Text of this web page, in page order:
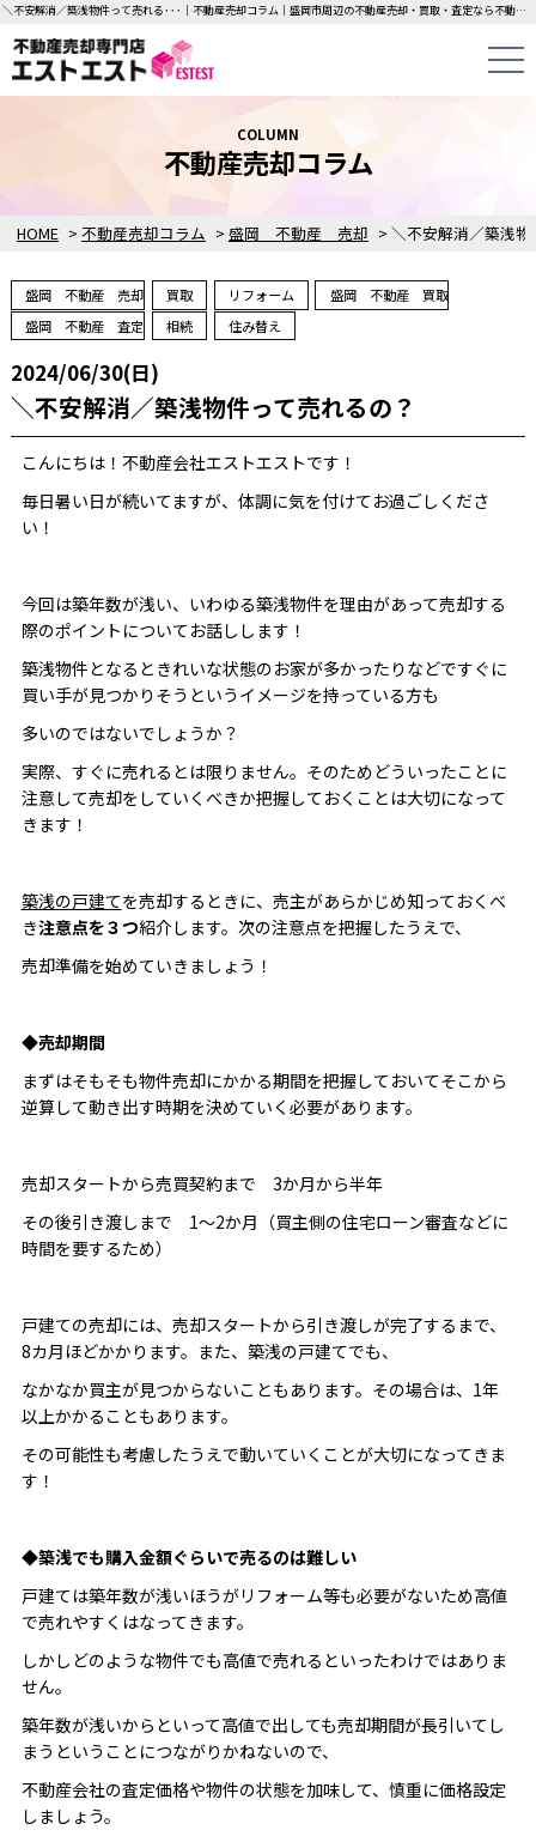
＼不安解消／築浅物件って売れる･･･｜不動産売却コラム｜盛岡市周辺の不動産売却・買取・査定なら不動産売却専門店エストエストにお任せください！中古一戸建て・マンション・土地の即日無料査定・即金買取を行っています！
HOME > 不動産売却コラム > 盛岡 不動産 売却 >
COLUMN
不動産売却コラム
盛岡 不動産 売却 買取 リフォーム
盛岡 不動産 買取
盛岡 不動産 査定
相続 住み替え
2024/06/30(日)
＼不安解消／築浅物件って売れるの？
こんにちは！不動産会社エストエストです！
毎日暑い日が続いてますが、体調に気を付けてお過ごしくださ
い！
今回は築年数が浅い、いわゆる築浅物件を理由があって売却する
際のポイントについてお話しします！
築浅物件となるときれいな状態のお家が多かったりなどですぐに
買い手が見つかりそうというイメージを持っている方も
多いのではないでしょうか？
実際、すぐに売れるとは限りません。そのためどういったことに
注意して売却をしていくべきか把握しておくことは大切になって
きます！
築浅の戸建てを売却するときに、売主があらかじめ知っておくべ
き注意点を３つ紹介します。次の注意点を把握したうえで、
売却準備を始めていきましょう！
◆売却期間
まずはそもそも物件売却にかかる期間を把握しておいてそこから
逆算して動き出す時期を決めていく必要があります。
売却スタートから売買契約まで 3か月から半年
その後引き渡しまで 1～2か月（買主側の住宅ローン審査などに
時間を要するため）
戸建ての売却には、売却スタートから引き渡しが完了するまで、
8カ月ほどかかります。また、築浅の戸建てでも、
なかなか買主が見つからないこともあります。その場合は、1年
以上かかることもあります。
その可能性も考慮したうえで動いていくことが大切になってきま
す！
◆築浅でも購入金額ぐらいで売るのは難しい
戸建ては築年数が浅いほうがリフォーム等も必要がないため高値
で売れやすくはなってきます。
しかしどのような物件でも高値で売れるといったわけではありま
せん。
築年数が浅いからといって高値で出しても売却期間が長引いてし
まうということにつながりかねないので、
不動産会社の査定価格や物件の状態を加味して、慎重に価格設定
しましょう。